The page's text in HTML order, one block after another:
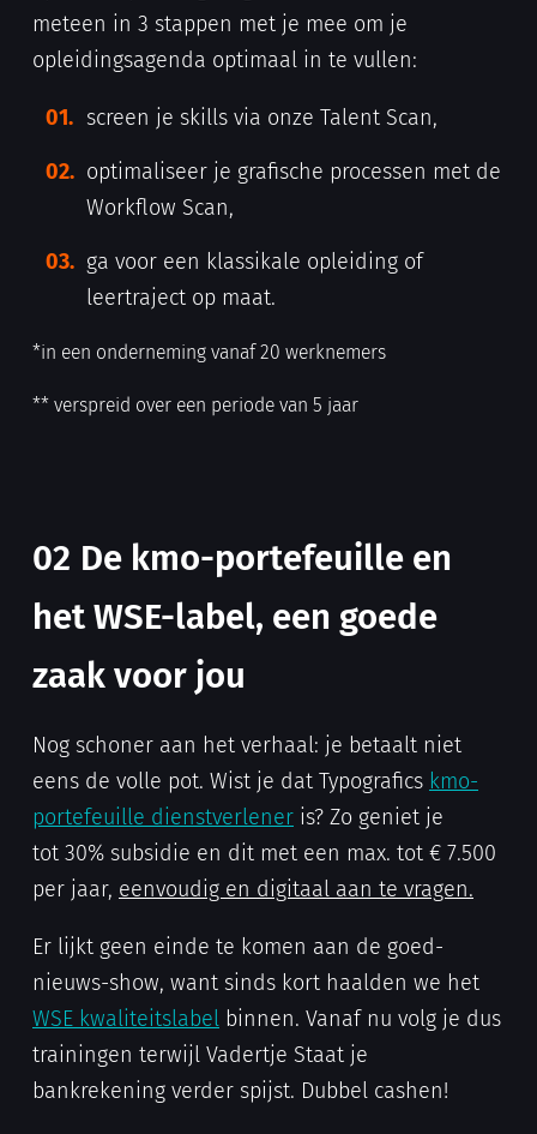
meteen in 3 stappen met je mee om je
opleidingsagenda optimaal in te vullen:
screen je skills via onze Talent Scan,
optimaliseer je grafische processen met de
Workflow Scan,
ga voor een klassikale opleiding of
leertraject op maat.
*in een onderneming vanaf 20 werknemers
** verspreid over een periode van 5 jaar
02 De kmo-portefeuille en
het WSE-label, een goede
zaak voor jou
Nog schoner aan het verhaal: je betaalt niet
eens de volle pot. Wist je dat Typografics kmo-
portefeuille dienstverlener is? Zo geniet je
tot 30% subsidie en dit met een max. tot € 7.500
per jaar, eenvoudig en digitaal aan te vragen.
Er lijkt geen einde te komen aan de goed-
nieuws-show, want sinds kort haalden we het
WSE kwaliteitslabel binnen. Vanaf nu volg je dus
trainingen terwijl Vadertje Staat je
bankrekening verder spijst. Dubbel cashen!